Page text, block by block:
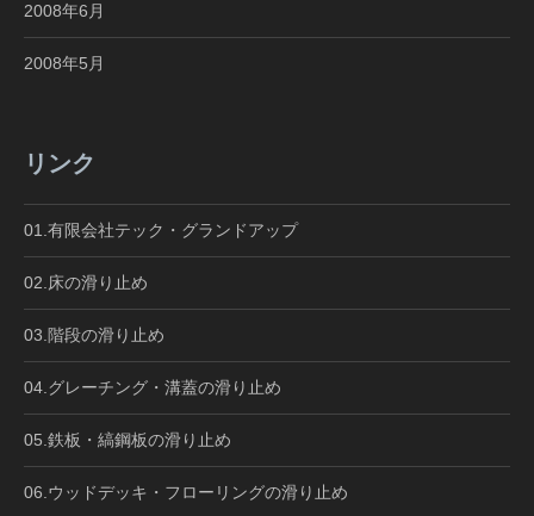
2008年6月
2008年5月
リンク
01.有限会社テック・グランドアップ
02.床の滑り止め
03.階段の滑り止め
04.グレーチング・溝蓋の滑り止め
05.鉄板・縞鋼板の滑り止め
06.ウッドデッキ・フローリングの滑り止め